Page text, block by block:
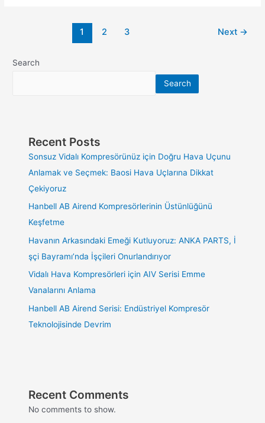
1 2 3 Next →
Search
Search
Recent Posts
Sonsuz Vidalı Kompresörünüz için Doğru Hava Uçunu
Anlamak ve Seçmek: Baosi Hava Uçlarına Dikkat
Çekiyoruz
Hanbell AB Airend Kompresörlerinin Üstünlüğünü
Keşfetme
Havanın Arkasındaki Emeği Kutluyoruz: ANKA PARTS, İ
şçi Bayramı’nda İşçileri Onurlandırıyor
Vidalı Hava Kompresörleri için AIV Serisi Emme
Vanalarını Anlama
Hanbell AB Airend Serisi: Endüstriyel Kompresör
Teknolojisinde Devrim
Recent Comments
No comments to show.